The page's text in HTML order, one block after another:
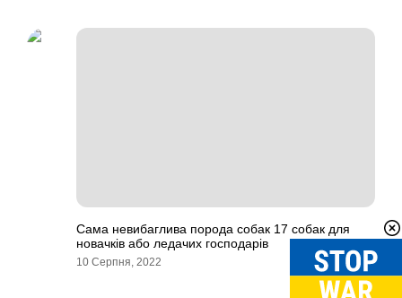
Сама невибаглива порода собак 17 собак для
новачків або ледачих господарів
10 Серпня, 2022